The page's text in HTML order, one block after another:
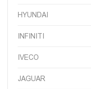
HYUNDAI
INFINITI
IVECO
JAGUAR